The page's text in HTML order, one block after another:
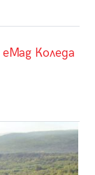
eMag Коледа